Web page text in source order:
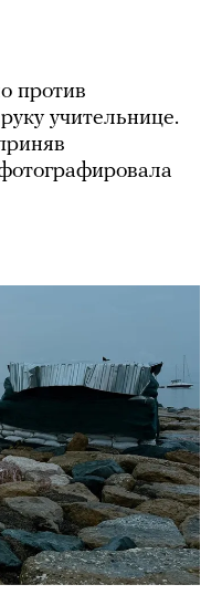
против
учительнице.